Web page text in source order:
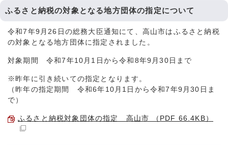
ふるさと納税の対象となる地方団体の指定について
令和7年9月26日の総務大臣通知にて、高山市はふるさと納税
の対象となる地方団体に指定されました。
対象期間 令和7年10月1日から令和8年9月30日まで
※昨年に引き続いての指定となります。
（昨年の指定期間 令和6年10月1日から令和7年9月30日ま
で）
ふるさと納税対象団体の指定 高山市 （PDF 66.4KB）